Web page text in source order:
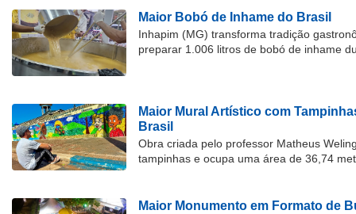
Maior Bobó de Inhame do Brasil
Inhapim (MG) transforma tradição
preparar 1.006 litros de bobó de inhame
Maior Mural Artístico com
Brasil
Obra criada pelo professor Matheus
tampinhas e ocupa uma área de 36,74
Maior Monumento em Formato de